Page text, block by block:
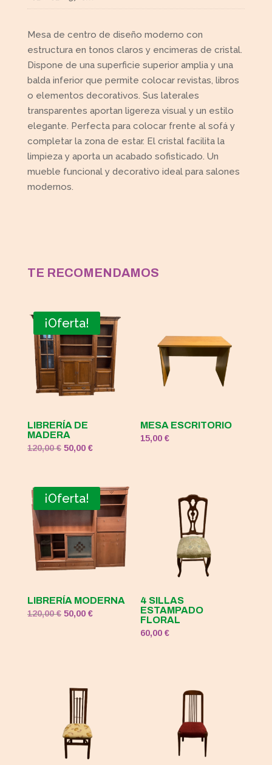
Mesa de centro de diseño moderno con
estructura en tonos claros y encimeras de cristal.
Dispone de una superficie superior amplia y una
balda inferior que permite colocar revistas, libros
o elementos decorativos. Sus laterales
transparentes aportan ligereza visual y un estilo
elegante. Perfecta para colocar frente al sofá y
completar la zona de estar. El cristal facilita la
limpieza y aporta un acabado sofisticado. Un
mueble funcional y decorativo ideal para salones
modernos.
TE RECOMENDAMOS
¡Oferta!
LIBRERÍA DE
MADERA
120,00€ El
era:
120,00 €.
50,00 €El
es:
50,00 €.
MESA ESCRITORIO
15,00€
¡Oferta!
LIBRERÍA MODERNA
120,00€ El
50,00 €El
4 SILLAS
ESTAMPADO
FLORAL
60,00€